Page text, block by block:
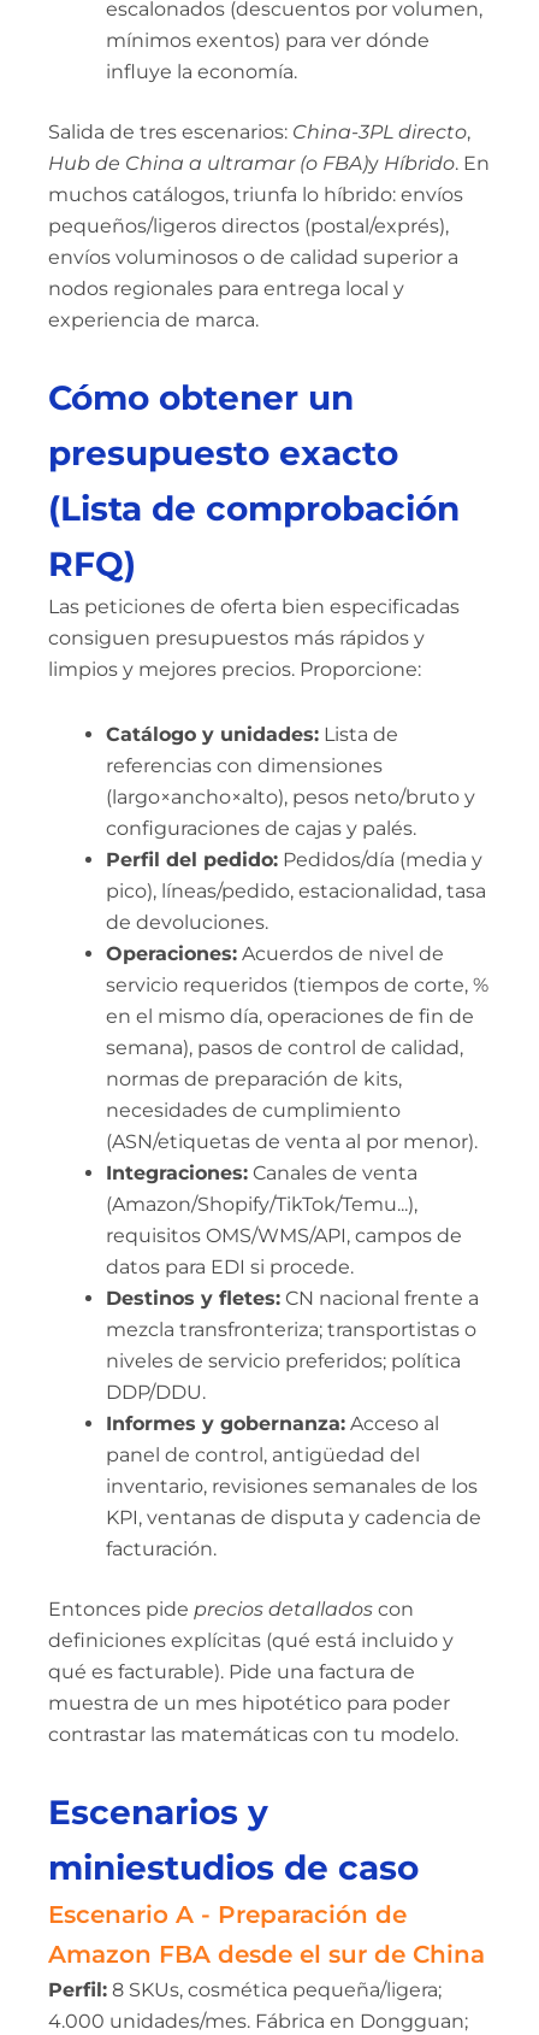
escalonados (descuentos por volumen,
mínimos exentos) para ver dónde
influye la economía.
Salida de tres escenarios: China-3PL directo,
Hub de China a ultramar (o FBA)y Híbrido. En
muchos catálogos, triunfa lo híbrido: envíos
pequeños/ligeros directos (postal/exprés),
envíos voluminosos o de calidad superior a
nodos regionales para entrega local y
experiencia de marca.
Cómo obtener un
presupuesto exacto
(Lista de comprobación
RFQ)
Las peticiones de oferta bien especificadas
consiguen presupuestos más rápidos y
limpios y mejores precios. Proporcione:
Catálogo y unidades:Lista de
referencias con dimensiones
(largo×ancho×alto), pesos neto/bruto y
configuraciones de cajas y palés.
Perfil del pedido:Pedidos/día (media y
pico), líneas/pedido, estacionalidad, tasa
de devoluciones.
Operaciones:Acuerdos de nivel de
servicio requeridos (tiempos de corte, %
en el mismo día, operaciones de fin de
semana), pasos de control de calidad,
normas de preparación de kits,
necesidades de cumplimiento
(ASN/etiquetas de venta al por menor).
Integraciones:Canales de venta
(Amazon/Shopify/TikTok/Temu...),
requisitos OMS/WMS/API, campos de
datos para EDI si procede.
Destinos y fletes:CN nacional frente a
mezcla transfronteriza; transportistas o
niveles de servicio preferidos; política
DDP/DDU.
Informes y gobernanza:Acceso al
panel de control, antigüedad del
inventario, revisiones semanales de los
KPI, ventanas de disputa y cadencia de
facturación.
Entonces pide precios detalladoscon
definiciones explícitas (qué está incluido y
qué es facturable). Pide una factura de
muestra de un mes hipotético para poder
contrastar las matemáticas con tu modelo.
Escenarios y
miniestudios de caso
Escenario A - Preparación de
Amazon FBA desde el sur de China
Perfil:8 SKUs, cosmética pequeña/ligera;
4.000 unidades/mes. Fábrica en Dongguan;